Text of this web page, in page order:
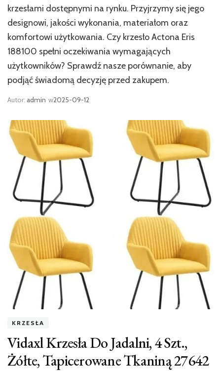
krzesłami dostępnymi na rynku. Przyjrzymy się jego
designowi, jakości wykonania, materiałom oraz
komfortowi użytkowania. Czy krzesło Actona Eris
188100 spełni oczekiwania wymagających
użytkowników? Sprawdź nasze porównanie, aby
podjąć świadomą decyzję przed zakupem.
Autor: admin w2025-09-12
KRZESŁA
Vidaxl Krzesła Do Jadalni, 4 Szt.,
Żółte, Tapicerowane Tkaniną 27642